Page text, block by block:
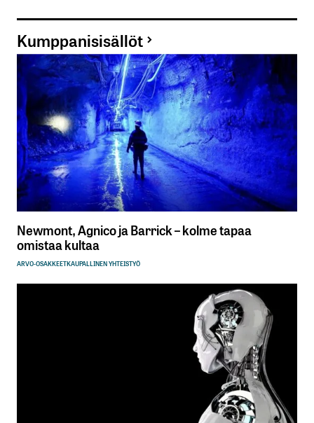
Kumppanisisällöt
Newmont, Agnico ja Barrick – kolme tapaa
omistaa kultaa
ARVO-OSAKKEETKAUPALLINEN YHTEISTYÖ